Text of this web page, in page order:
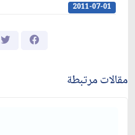
2011-07-01
مقالات مرتبطة